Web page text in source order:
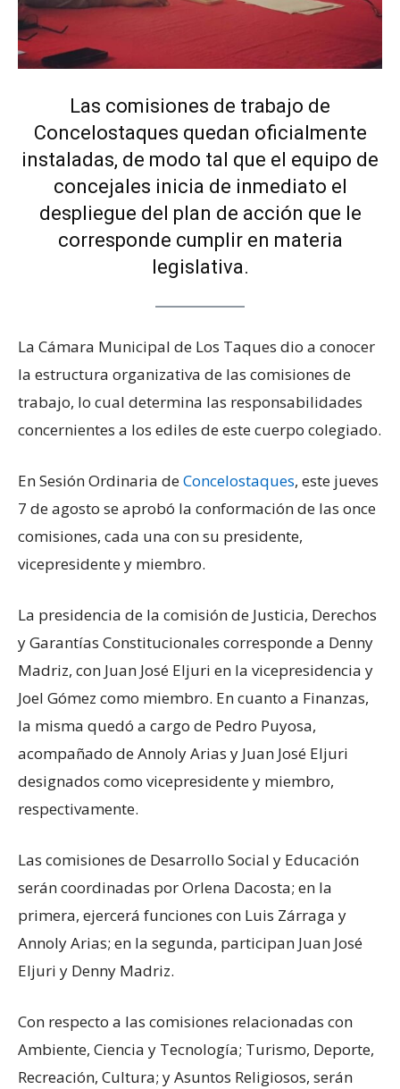
Las comisiones de trabajo de
Concelostaques quedan oficialmente
instaladas, de modo tal que el equipo de
concejales inicia de inmediato el
despliegue del plan de acción que le
corresponde cumplir en materia
legislativa.
La Cámara Municipal de Los Taques dio a conocer
la estructura organizativa de las comisiones de
trabajo, lo cual determina las responsabilidades
concernientes a los ediles de este cuerpo colegiado.
En Sesión Ordinaria deConcelostaques, este jueves
7 de agosto se aprobó la conformación de las once
comisiones, cada una con su presidente,
vicepresidente y miembro.
La presidencia de la comisión de Justicia, Derechos
y Garantías Constitucionales corresponde a Denny
Madriz, con Juan José Eljuri en la vicepresidencia y
Joel Gómez como miembro. En cuanto a Finanzas,
la misma quedó a cargo de Pedro Puyosa,
acompañado de Annoly Arias y Juan José Eljuri
designados como vicepresidente y miembro,
respectivamente.
Las comisiones de Desarrollo Social y Educación
serán coordinadas por Orlena Dacosta; en la
primera, ejercerá funciones con Luis Zárraga y
Annoly Arias; en la segunda, participan Juan José
Eljuri y Denny Madriz.
Con respecto a las comisiones relacionadas con
Ambiente, Ciencia y Tecnología; Turismo, Deporte,
Recreación, Cultura; y Asuntos Religiosos, serán